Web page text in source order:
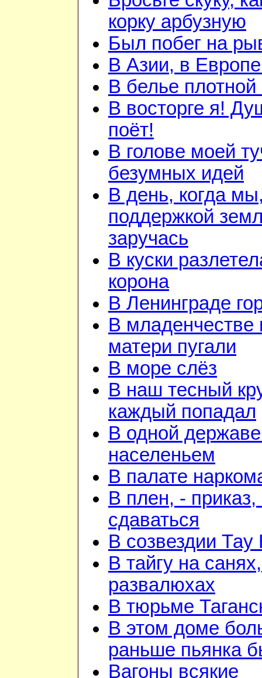
корку арбузную
Был побег на
В Азии, в
В белье плотной
В восторге я!
поёт!
В голове моей
безумных идей
В день, когда
поддержкой
заручась
В куски
корона
В Ленинграде
В младенчестве
матери пугали
В море слёз
В наш тесный
каждый попадал
В одной
населеньем
В палате
В плен, - приказ,
сдаваться
В созвездии Тау
В тайгу на
развалюхах
В тюрьме
В этом доме
раньше пьянка
Вагоны всякие